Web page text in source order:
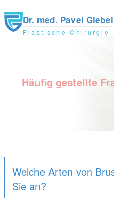
Direkt
Dr. med. Pavel Giebel
Plastische Chirurgie
Häufig gestellte
Welche Arten von
Sie an?